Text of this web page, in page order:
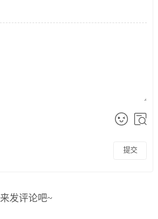
提交
来发评论吧~